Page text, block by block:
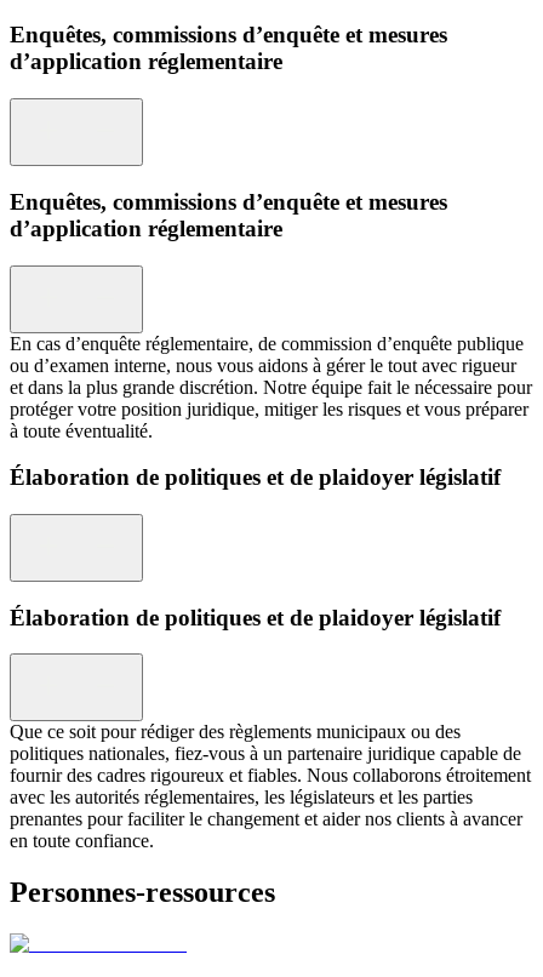
Enquêtes, commissions d’enquête et mesures
d’application réglementaire
Enquêtes, commissions d’enquête et mesures
d’application réglementaire
En cas d’enquête réglementaire, de commission d’enquête publique
ou d’examen interne, nous vous aidons à gérer le tout avec rigueur
et dans la plus grande discrétion. Notre équipe fait le nécessaire pour
protéger votre position juridique, mitiger les risques et vous préparer
à toute éventualité.
Élaboration de politiques et de plaidoyer législatif
Élaboration de politiques et de plaidoyer législatif
Que ce soit pour rédiger des règlements municipaux ou des
politiques nationales, fiez-vous à un partenaire juridique capable de
fournir des cadres rigoureux et fiables. Nous collaborons étroitement
avec les autorités réglementaires, les législateurs et les parties
prenantes pour faciliter le changement et aider nos clients à avancer
en toute confiance.
Personnes-ressources